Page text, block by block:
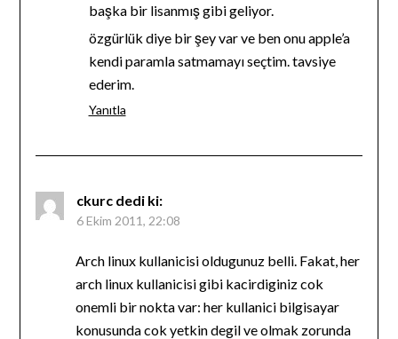
başka bir lisanmış gibi geliyor.
özgürlük diye bir şey var ve ben onu apple’a
kendi paramla satmamayı seçtim. tavsiye
ederim.
Yanıtla
ckurc dedi ki:
6 Ekim 2011, 22:08
Arch linux kullanicisi oldugunuz belli. Fakat, her
arch linux kullanicisi gibi kacirdiginiz cok
onemli bir nokta var: her kullanici bilgisayar
konusunda cok yetkin degil ve olmak zorunda